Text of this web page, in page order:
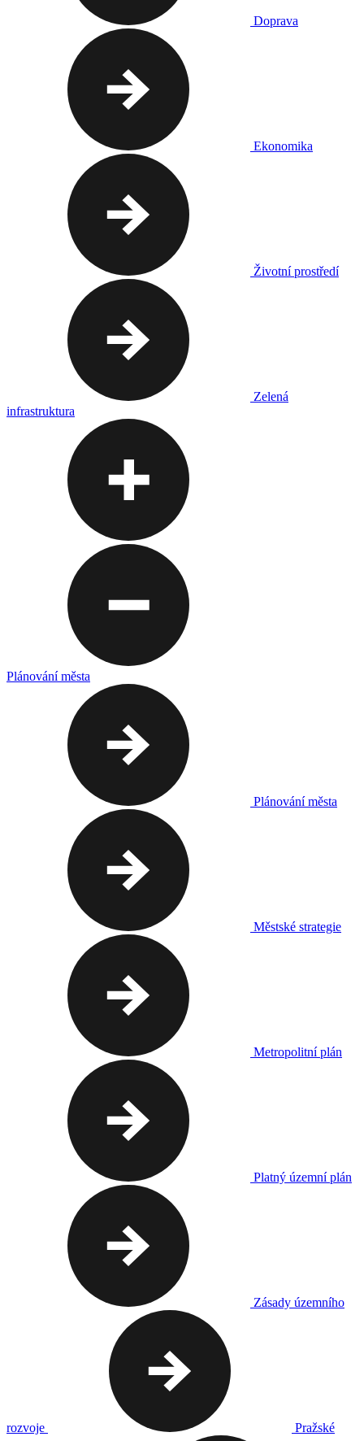
Doprava
Ekonomika
Životní prostředí
Zelená
infrastruktura
Plánování města
Plánování města
Městské strategie
Metropolitní plán
Platný územní plán
Zásady územního
rozvoje Pražské